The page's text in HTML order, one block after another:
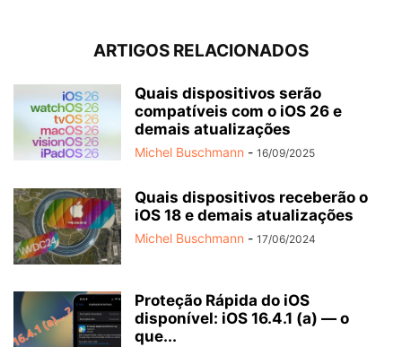
ARTIGOS RELACIONADOS
Quais dispositivos serão
compatíveis com o iOS 26 e
demais atualizações
Michel Buschmann - 16/09/2025
Quais dispositivos receberão o
iOS 18 e demais atualizações
Michel Buschmann - 17/06/2024
Proteção Rápida do iOS
disponível: iOS 16.4.1 (a) — o
que...